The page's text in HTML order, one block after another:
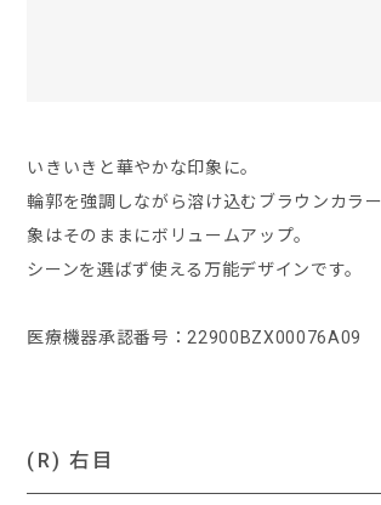
いきいきと華やかな印象に。
輪郭を強調しながら溶け込むブラウンカラ
象はそのままにボリュームアップ。
シーンを選ばず使える万能デザインです。
医療機器承認番号：22900BZX00076A09
(R) 右目